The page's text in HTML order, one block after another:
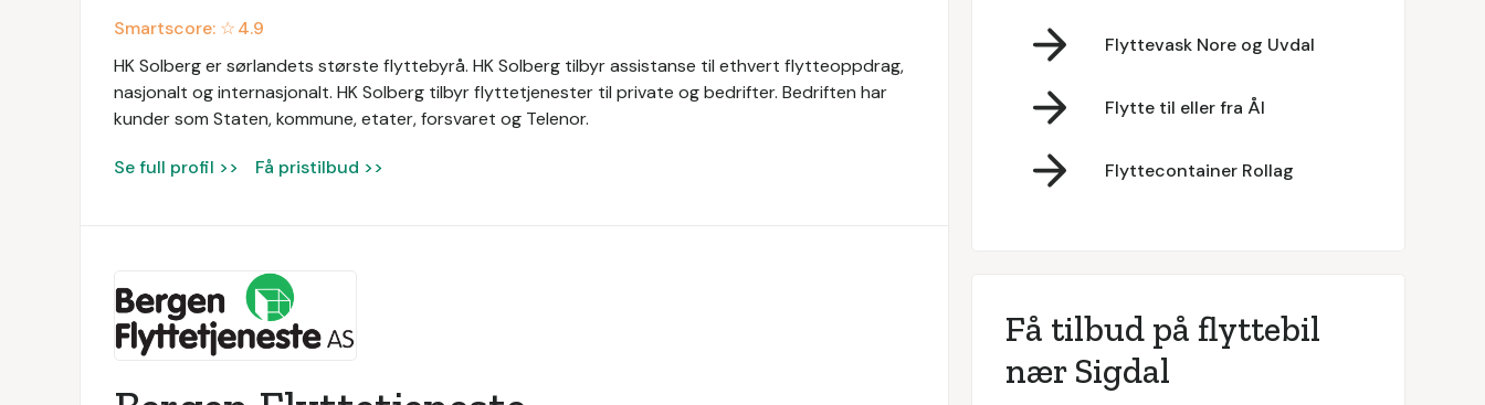
Smartscore: ☆4.9
HK Solberg er sørlandets største flyttebyrå. HK Solberg tilbyr assistanse til ethvert flytteoppdrag,
nasjonalt og internasjonalt. HK Solberg tilbyr flyttetjenester til private og bedrifter. Bedriften har
kunder som Staten, kommune, etater, forsvaret og Telenor.
Se full profil >> Få pristilbud >>
Flyttevask Nore og Uvdal
Flytte til eller fra Ål
Flyttecontainer Rollag
Få tilbud på flyttebil
nær Sigdal